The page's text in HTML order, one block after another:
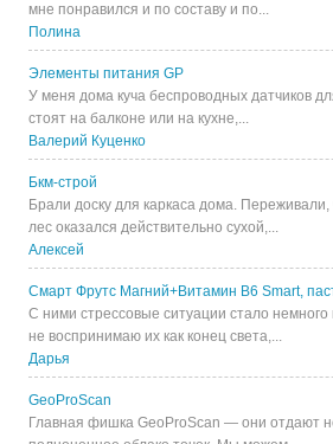
мне понравился и по составу и по...
Полина
Элементы питания GP
У меня дома куча беспроводных датчиков
стоят на балконе или на кухне,...
Валерий Куценко
Бкм-строй
Брали доску для каркаса дома.
лес оказался действительно сухой,...
Алексей
Смарт Фрутс Магний+Витамин В6 Smart,
С ними стрессовые ситуации стало
не воспринимаю их как конец света,...
Дарья
GeoProScan
Главная фишка GeoProScan — они отдают